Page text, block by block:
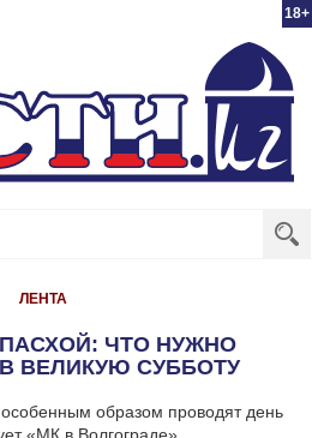
18+
ЛЕНТА
ЧТО НУЖНО
ВЕЛИКУЮ СУББОТУ
образом проводят день